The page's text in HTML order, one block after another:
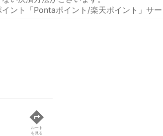
ント「Pontaポイント/楽天ポイント」サ
ルート
を見る